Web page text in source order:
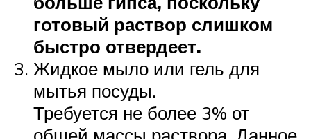
готовый раствор слишком
быстро отвердеет.
Жидкое мыло или гель для
мытья посуды.
Требуется не более 3% от